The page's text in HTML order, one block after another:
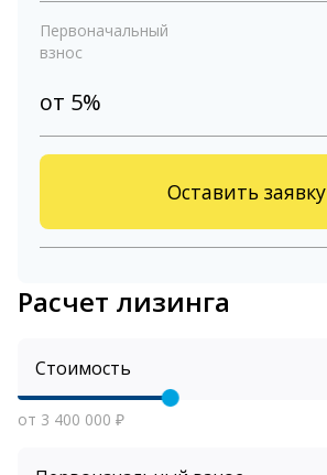
Первоначальный
взнос
от 5%
Оставить заявку
Расчет лизинга
Стоимость
от 3 400 000 ₽